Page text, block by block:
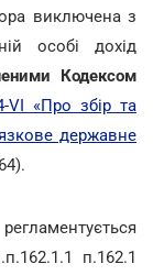
виключена з
особі дохід
Кодексом
«Про збір та
державне
п.162.1